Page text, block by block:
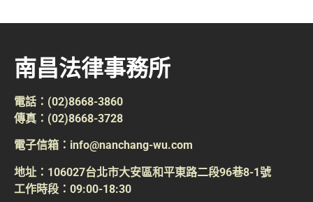
南昌法律事務所
電話：(02)8668-3860
傳真：(02)8668-3728
電子信箱：info@nanchang-wu.com
地址：106027台北市大安區和平東路二段96巷8-1號
工作時段：09:00-18:30